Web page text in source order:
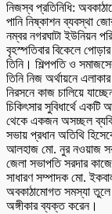
নিজস্ব প্রতিনিধি:
পানি নিষ্কাশন ব্যবস্থা
নম্বর নগরঘাটা ইউনিয়ন
বৃহস্পতিবার বিকেলে
তিনি। শিল্পপতি ও
তিনি নিজ অর্থায়নে
নিরসনে কাজ চালিয়ে
চিকিৎসার সুবিধার্থে
থেকে একজন অসচ্ছল
সভায় প্রধান অতিথি
আলহাজ মো. নুর নওয়াজ
জেলা সভাপতি সরদার
সাধারণ সম্পাদক মো.
অবকাঠামোগত সমস্যা তুলে
অঙ্গীকার ব্যক্ত করেন।